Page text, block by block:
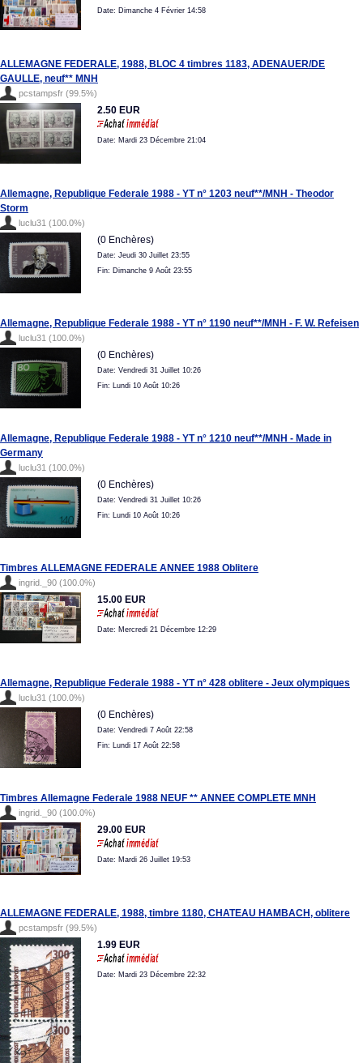
Date: Dimanche 4 Février 14:58
ALLEMAGNE FEDERALE, 1988, BLOC 4 timbres 1183, ADENAUER/DE
GAULLE, neuf** MNH
pcstampsfr (99.5%)
2.50 EUR
Date: Mardi 23 Décembre 21:04
Allemagne, Republique Federale 1988 - YT n° 1203 neuf**/MNH - Theodor
Storm
luclu31 (100.0%)
(0 Enchères)
Date: Jeudi 30 Juillet 23:55
Fin: Dimanche 9 Août 23:55
Allemagne, Republique Federale 1988 - YT n° 1190 neuf**/MNH - F. W. Refeisen
luclu31 (100.0%)
(0 Enchères)
Date: Vendredi 31 Juillet 10:26
Fin: Lundi 10 Août 10:26
Allemagne, Republique Federale 1988 - YT n° 1210 neuf**/MNH - Made in
Germany
luclu31 (100.0%)
(0 Enchères)
Date: Vendredi 31 Juillet 10:26
Fin: Lundi 10 Août 10:26
Timbres ALLEMAGNE FEDERALE ANNEE 1988 Oblitere
ingrid._90 (100.0%)
15.00 EUR
Date: Mercredi 21 Décembre 12:29
Allemagne, Republique Federale 1988 - YT n° 428 oblitere - Jeux olympiques
luclu31 (100.0%)
(0 Enchères)
Date: Vendredi 7 Août 22:58
Fin: Lundi 17 Août 22:58
Timbres Allemagne Federale 1988 NEUF ** ANNEE COMPLETE MNH
ingrid._90 (100.0%)
29.00 EUR
Date: Mardi 26 Juillet 19:53
ALLEMAGNE FEDERALE, 1988, timbre 1180, CHATEAU HAMBACH, oblitere
pcstampsfr (99.5%)
1.99 EUR
Date: Mardi 23 Décembre 22:32